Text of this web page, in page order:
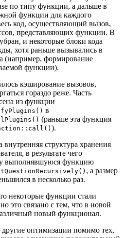
по типу функции, а дальше в
функции для каждого
код, осуществляющий вызов,
представляющих функции. В
и некоторые блоки кода
хотя раньше вызывались в
(например, формирование
функции).
кэширование вызовов,
гораздо реже. Часть
из функции
в
(раньше эта функция
).
структура хранения
в результате чего
выполнявшуюся функцию
, а размер
в несколько раз.
некоторые функции стали
это связано с тем, что в новой
новый функционал.
оптимизации помимо тех,